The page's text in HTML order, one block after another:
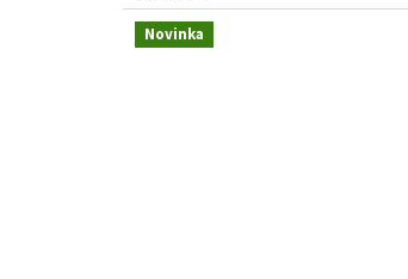
Novinka